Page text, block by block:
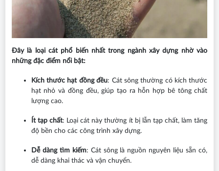
Đây là loại cát phổ biến nhất trong ngành xây dựng nhờ vào
những đặc điểm nổi bật:
Kích thước hạt đồng đều: Cát sông thường có kích thước
hạt nhỏ và đồng đều, giúp tạo ra hỗn hợp bê tông chất
lượng cao.
Ít tạp chất: Loại cát này thường ít bị lẫn tạp chất, làm tăng
độ bền cho các công trình xây dựng.
Dễ dàng tìm kiếm: Cát sông là nguồn nguyên liệu sẵn có,
dễ dàng khai thác và vận chuyển.